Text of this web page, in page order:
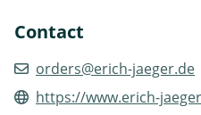
Contact
orders@erich-jaeger.de
https://www.erich-